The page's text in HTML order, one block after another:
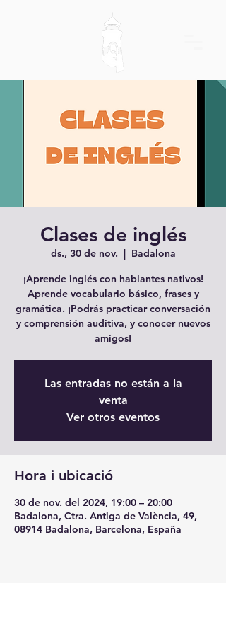
Clases de inglés
ds., 30 de nov.
  |
Badalona
¡Aprende inglés con hablantes nativos!
Aprende vocabulario básico, frases y
gramática. ¡Podrás practicar conversación
y comprensión auditiva, y conocer nuevos
amigos!
Las entradas no están a la
venta
Ver otros eventos
Hora i ubicació
30 de nov. del 2024, 19:00 – 20:00
Badalona, Ctra. Antiga de València, 49,
08914 Badalona, Barcelona, España